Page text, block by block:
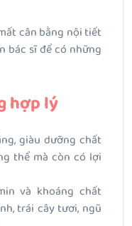
cân bằng nội tiết
bác sĩ để có những
hợp lý
giàu dưỡng chất
thể mà còn có lợi
và khoáng chất
trái cây tươi, ngũ